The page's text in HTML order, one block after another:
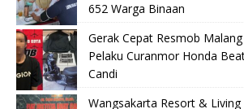
652 Warga Binaan
Gerak Cepat Resmob
Pelaku Curanmor Honda
Candi
Wangsakarta Resort &